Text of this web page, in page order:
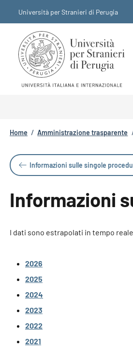
Università per Stranieri di Perugia
Briciole di pane
Home / Amministrazione trasparente
Informazioni sulle singole
Informazioni
I dati sono estrapolati in tempo
2026
2025
2024
2023
2022
2021